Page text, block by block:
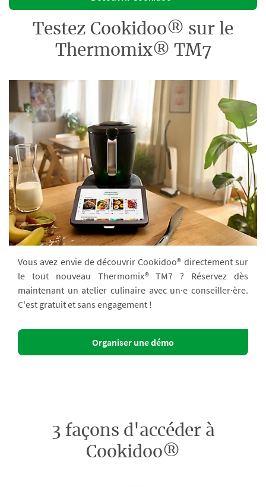
Testez Cookidoo® sur le
Thermomix® TM7
Vous avez envie de découvrir Cookidoo® directement sur
le tout nouveau Thermomix® TM7 ? Réservez dès
maintenant un atelier culinaire avec un·e conseiller·ère.
C'est gratuit et sans engagement !
Organiser une démo
3 façons d'accéder à
Cookidoo®